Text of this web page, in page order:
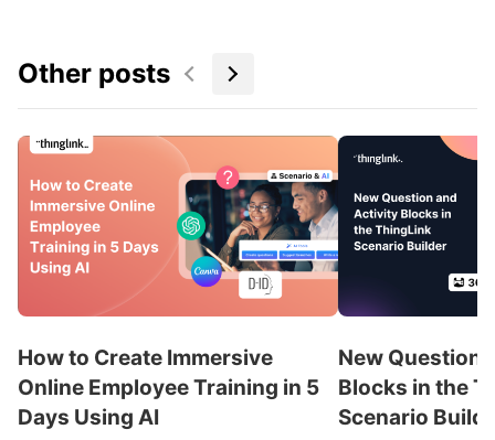
Other posts
How to Create Immersive
Online Employee Training in 5
Days Using AI
New Question
Blocks in the
Scenario